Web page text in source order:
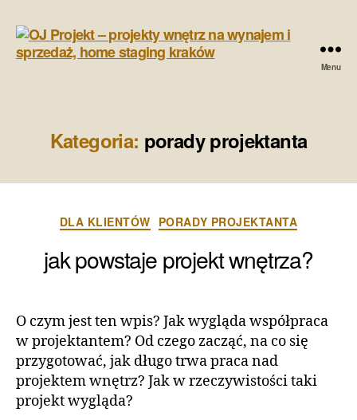
projekty
wnętrz
wynajem
sprzedaż,
staging
kraków
Menu
Kategoria: porady projektanta
Kategorie
DLA KLIENTÓW PORADY PROJEKTANTA
jak powstaje projekt wnętrza?
O czym jest ten wpis? Jak wygląda współpraca
w projektantem? Od czego zacząć, na co się
przygotować, jak długo trwa praca nad
projektem wnętrz? Jak w rzeczywistości taki
projekt wygląda?